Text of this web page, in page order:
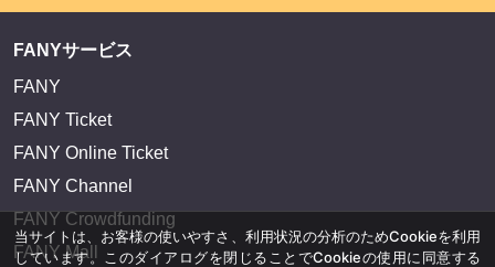
FANYサービス
FANY
FANY Ticket
FANY Online Ticket
FANY Channel
FANY Crowdfunding
FANY Mall
当サイトは、お客様の使いやすさ、利用状況の分析のためCookieを利用
しています。このダイアログを閉じることでCookieの使用に同意する